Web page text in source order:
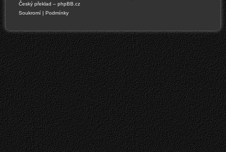
Český překlad – phpBB.cz
Soukromí | Podmínky